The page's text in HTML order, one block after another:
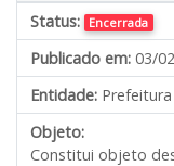
Status: Encerrada
Publicado em: 03/
Entidade: Prefeitura
Objeto:
Constitui objeto